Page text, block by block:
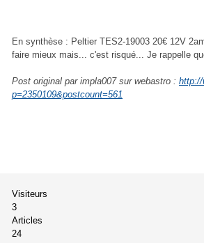
En synthèse : Peltier TES2-19003 20€ 12V
faire mieux mais... c'est risqué... Je rappelle
Post original par impla007 sur webastro : http://
p=2350109&postcount=561
Visiteurs
3
Articles
24